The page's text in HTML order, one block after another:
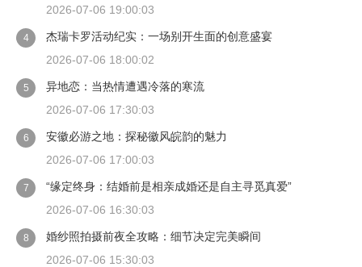
2026-07-06 19:00:03
4
杰瑞卡罗活动纪实：一场别开生面的创意盛宴
2026-07-06 18:00:02
5
异地恋：当热情遭遇冷落的寒流
2026-07-06 17:30:03
6
安徽必游之地：探秘徽风皖韵的魅力
2026-07-06 17:00:03
7
“缘定终身：结婚前是相亲成婚还是自主寻觅真爱”
2026-07-06 16:30:03
8
婚纱照拍摄前夜全攻略：细节决定完美瞬间
2026-07-06 15:30:03